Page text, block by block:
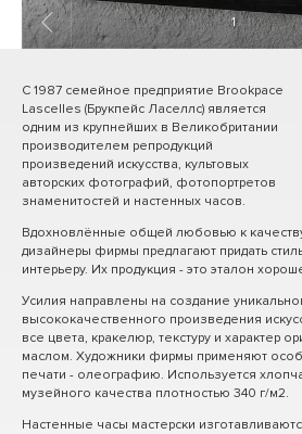
1/ 11
С 1987 семейное предприятие Brookpace
Lascelles (Брукпейс Ласеллс) является
одним из крупнейших в Великобритании
производителем репродукций
произведений искусства, культовых
авторских фотографий, фотопортретов
знаменитостей и настенных часов.
Вдохновлённые общей любовью к
дизайнеры фирмы предлагают придать
интерьеру. Их продукция - это эталон
Усилия направлены на создание
высококачественного произведения
все цвета, кракелюр, текстуру и характер
маслом. Художники фирмы применяют
печати - олеографию. Используется
музейного качества плотностью 340 г/м2.
Настенные часы мастерски